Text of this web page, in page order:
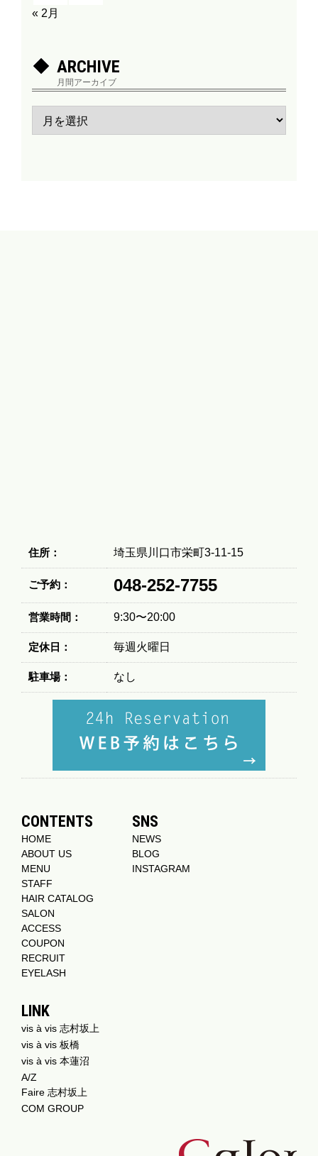
« 2月
ARCHIVE
月間アーカイブ
住所： 埼玉県川口市栄町3-11-15
ご予約： 048-252-7755
営業時間： 9:30〜20:00
定休日： 毎週火曜日
駐車場： なし
CONTENTS
HOME
ABOUT US
MENU
STAFF
HAIR CATALOG
SALON
ACCESS
COUPON
RECRUIT
EYELASH
SNS
NEWS
BLOG
INSTAGRAM
LINK
vis à vis 志村坂上
vis à vis 板橋
vis à vis 本蓮沼
A/Z
Faire 志村坂上
COM GROUP